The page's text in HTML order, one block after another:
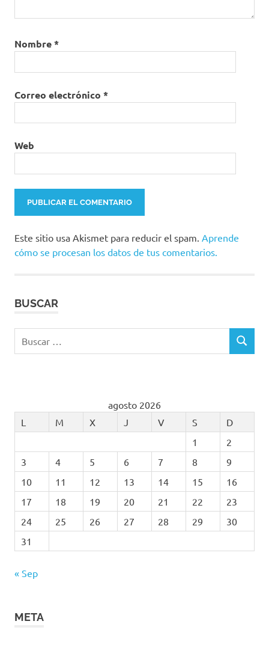
Nombre*
Correo electrónico *
Web
Este sitio usa Akismet para reducir el spam. Aprende
cómo se procesan los datos de tus comentarios.
BUSCAR
BUSCAR
agosto 2026
L
M X J V S
D
1
2
3
4 5 6 7 8
9
10
11 12 13 14 15
16
17
18 19 20 21 22
23
24
25 26 27 28 29
30
31
« Sep
META